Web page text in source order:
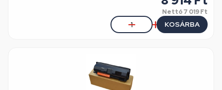
Nettó7 019 Ft
KOSÁRBA